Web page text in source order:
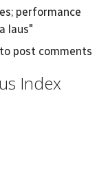
performance
laus"
to post comments
Index